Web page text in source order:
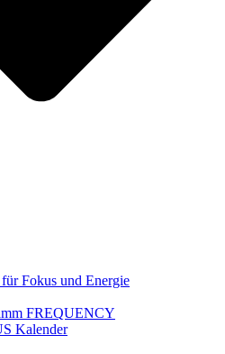
Fokus und Energie
FREQUENCY
Kalender